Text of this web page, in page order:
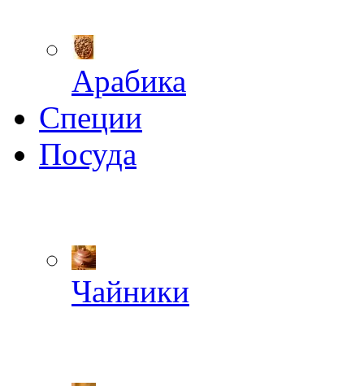
Арабика
Специи
Посуда
Чайники